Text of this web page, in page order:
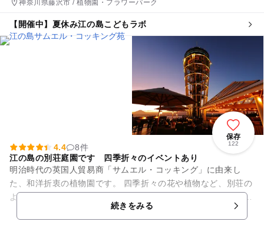
神奈川県藤沢市 / 植物園・フラワーパーク
【開催中】夏休み江の島こどもラボ
保存
122
4.4
8件
江の島の別荘庭園です 四季折々のイベントあり
明治時代の英国人貿易商「サムエル・コッキング」に由来し
た、和洋折衷の植物園です。 四季折々の花や植物など、別荘の
ような雰囲気を楽しむことができます。 苑内には、江の島のシ
続きをみる